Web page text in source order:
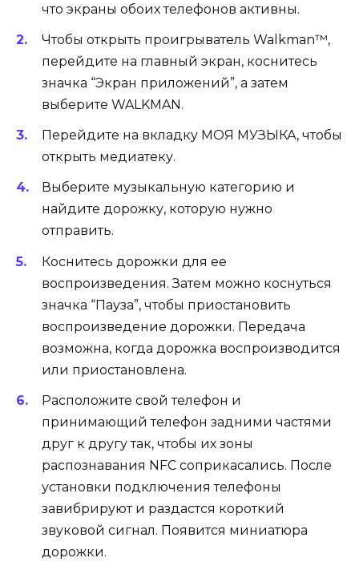
что экраны обоих телефонов активны.
Чтобы открыть проигрыватель Walkman™,
перейдите на главный экран, коснитесь
значка “Экран приложений”, а затем
выберите WALKMAN.
Перейдите на вкладку МОЯ МУЗЫКА, чтобы
открыть медиатеку.
Выберите музыкальную категорию и
найдите дорожку, которую нужно
отправить.
Коснитесь дорожки для ее
воспроизведения. Затем можно коснуться
значка “Пауза”, чтобы приостановить
воспроизведение дорожки. Передача
возможна, когда дорожка воспроизводится
или приостановлена.
Расположите свой телефон и
принимающий телефон задними частями
друг к другу так, чтобы их зоны
распознавания NFC соприкасались. После
установки подключения телефоны
завибрируют и раздастся короткий
звуковой сигнал. Появится миниатюра
дорожки.